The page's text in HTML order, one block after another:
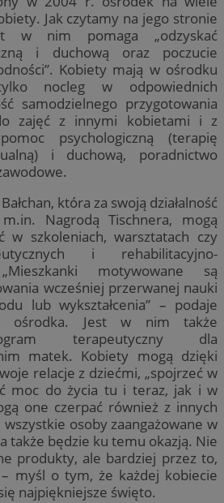
Jak czytamy na jego stronie
w nim pomaga „odzyskać
i duchową oraz poczucie
Kobiety mają w ośrodku
nocleg w odpowiednich
samodzielnego przygotowania
zajęć z innymi kobietami i z
psychologiczną (terapię
i duchową, poradnictwo
która za swoją działalność
Nagrodą Tischnera, mogą
w szkoleniach, warsztatach czy
i rehabilitacyjno-
motywowane są
wcześniej przerwanej nauki
lub wykształcenia” – podaje
ośrodka. Jest w nim także
terapeutyczny dla
matek. Kobiety mogą dzięki
relacje z dziećmi, „spojrzeć w
moc do życia tu i teraz, jak i w
one czerpać również z innych
wszystkie osoby zaangażowane w
także będzie ku temu okazją. Nie
produkty, ale bardziej przez to,
myśl o tym, że każdej kobiecie
najpiękniejsze święto.